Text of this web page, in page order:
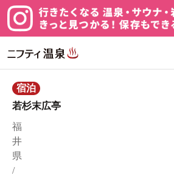
宿泊
若杉末広亭
福
井
県
/